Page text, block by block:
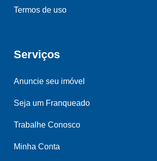
Termos de uso
Serviços
Anuncie seu imóvel
Seja um Franqueado
Trabalhe Conosco
Minha Conta